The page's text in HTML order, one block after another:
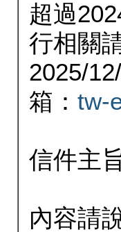
超過
行相關
2025/
箱： tw-
信件主
內容請